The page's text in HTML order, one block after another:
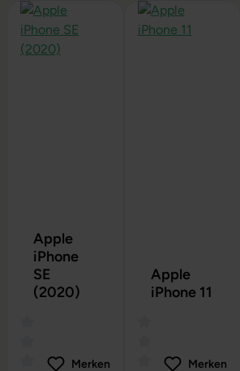
Produktgalerie überspringen
Apple
iPhone
SE
(2020)
Merken
Apple
iPhone 11
Merken